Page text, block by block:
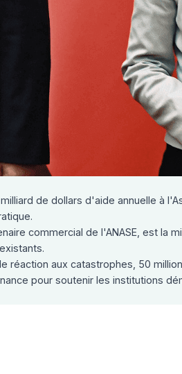
de l'administration Trump
pourrait étendre d'urgence
existants tout en
régionale, défendre la
croissante de la Chine.
de dollars d'aide annuelle à
commercial de l'ANASE, est la
réaction aux catastrophes, 50
pour soutenir les institutions